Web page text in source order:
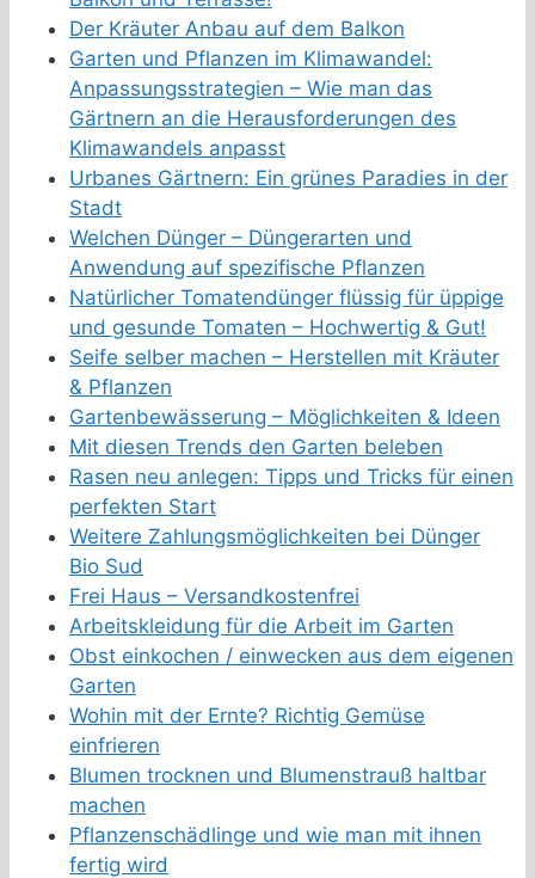
Der Kräuter Anbau auf dem Balkon
Garten und Pflanzen im Klimawandel:
Anpassungsstrategien – Wie man das
Gärtnern an die Herausforderungen des
Klimawandels anpasst
Urbanes Gärtnern: Ein grünes Paradies in der
Stadt
Welchen Dünger – Düngerarten und
Anwendung auf spezifische Pflanzen
Natürlicher Tomatendünger flüssig für üppige
und gesunde Tomaten – Hochwertig & Gut!
Seife selber machen – Herstellen mit Kräuter
& Pflanzen
Gartenbewässerung – Möglichkeiten & Ideen
Mit diesen Trends den Garten beleben
Rasen neu anlegen: Tipps und Tricks für einen
perfekten Start
Weitere Zahlungsmöglichkeiten bei Dünger
Bio Sud
Frei Haus – Versandkostenfrei
Arbeitskleidung für die Arbeit im Garten
Obst einkochen / einwecken aus dem eigenen
Garten
Wohin mit der Ernte? Richtig Gemüse
einfrieren
Blumen trocknen und Blumenstrauß haltbar
machen
Pflanzenschädlinge und wie man mit ihnen
fertig wird